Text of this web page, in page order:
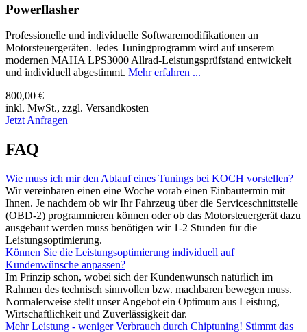
Powerflasher
Professionelle und individuelle Softwaremodifikationen an
Motorsteuergeräten. Jedes Tuningprogramm wird auf unserem
modernen MAHA LPS3000 Allrad-Leistungsprüfstand entwickelt
und individuell abgestimmt. Mehr erfahren ...
800,00 €
inkl. MwSt., zzgl. Versandkosten
Jetzt Anfragen
FAQ
Wie muss ich mir den Ablauf eines Tunings bei KOCH vorstellen?
Wir vereinbaren einen eine Woche vorab einen Einbautermin mit
Ihnen. Je nachdem ob wir Ihr Fahrzeug über die Serviceschnittstelle
(OBD-2) programmieren können oder ob das Motorsteuergerät dazu
ausgebaut werden muss benötigen wir 1-2 Stunden für die
Leistungsoptimierung.
Können Sie die Leistungsoptimierung individuell auf
Kundenwünsche anpassen?
Im Prinzip schon, wobei sich der Kundenwunsch natürlich im
Rahmen des technisch sinnvollen bzw. machbaren bewegen muss.
Normalerweise stellt unser Angebot ein Optimum aus Leistung,
Wirtschaftlichkeit und Zuverlässigkeit dar.
Mehr Leistung - weniger Verbrauch durch Chiptuning! Stimmt das